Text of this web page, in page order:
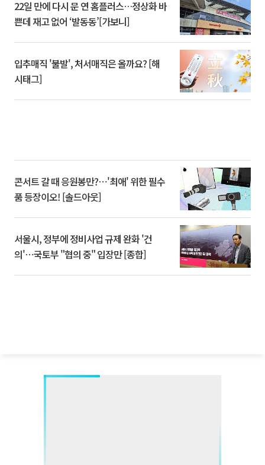
22일 만에 다시 문 연 홈플러스…정상화 바
쁜데 재고 없어 ‘발동동’[가보니]
입추매직 '불발', 처서매직은 올까요? [해
시태그]
콘서트 갈 때 응원봉만?⋯'최애' 위한 필수
품 등장이오! [솔드아웃]
서울시, 정부에 정비사업 규제 완화 '건
의'⋯국토부 "협의 중" 입장만 [종합]